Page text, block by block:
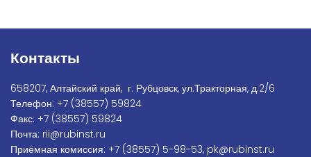
Контакты
658207, Алтайский край, г. Рубцовск, ул.Тракторная, д.2/6
Телефон: +7 (38557) 59824
Факс: +7 (38557) 59824
Почта: rii@rubinst.ru
Приёмная комиссия: +7 (38557) 5-98-53, pk@rubinst.ru